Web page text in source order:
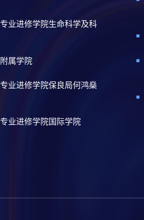
业进修学院生命科学及科
属学院
业进修学院保良局何鸿燊
业进修学院国际学院